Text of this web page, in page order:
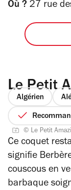
Où ? 27 rue
Le Petit
Algérien
© Le Petit
Ce coquet
signifie
couscous en
barbaque